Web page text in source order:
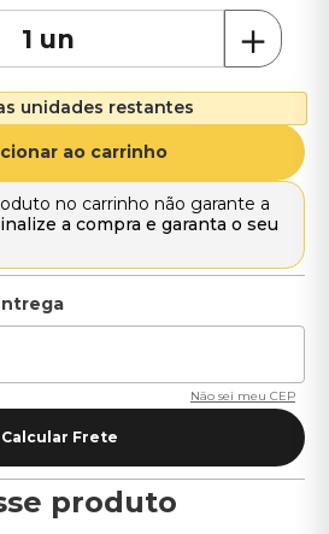
＋
unidades restantes
ao carrinho
no carrinho não garante a
a compra e garanta o seu
Não sei meu CEP
produto